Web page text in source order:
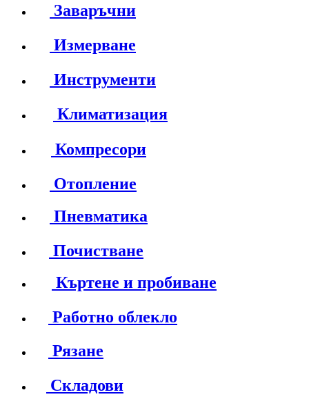
Заваръчни
Измерване
Инструменти
Климатизация
Компресори
Отопление
Пневматика
Почистване
Къртене и пробиване
Работно облекло
Рязане
Складови